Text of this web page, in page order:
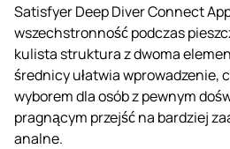
Satisfyer Deep Diver Connect
wszechstronność podczas
kulista struktura z dwoma
średnicy ułatwia wprowadzenie,
wyborem dla osób z pewnym
pragnącym przejść na bardziej
analne.